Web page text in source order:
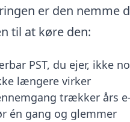
er den nemme
til at køre den:
PST, du ejer, ikke
længere virker
trækker års
én gang og glemmer